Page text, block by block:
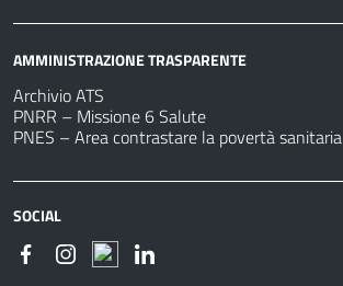
AMMINISTRAZIONE TRASPARENTE
Archivio ATS
PNRR – Missione 6 Salute
PNES – Area contrastare la povertà sanitaria
SOCIAL